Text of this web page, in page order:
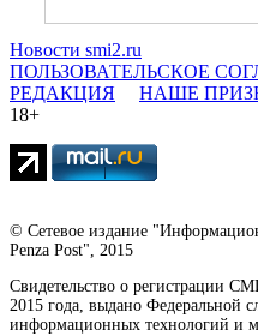
Новости smi2.ru
ПОЛЬЗОВАТЕЛЬСКОЕ
РЕДАКЦИЯ
НАШЕ
18+
© Сетевое издание
Penza Post", 2015
Свидетельство о регистрации
2015 года, выдано Федеральной
информационных технологий и